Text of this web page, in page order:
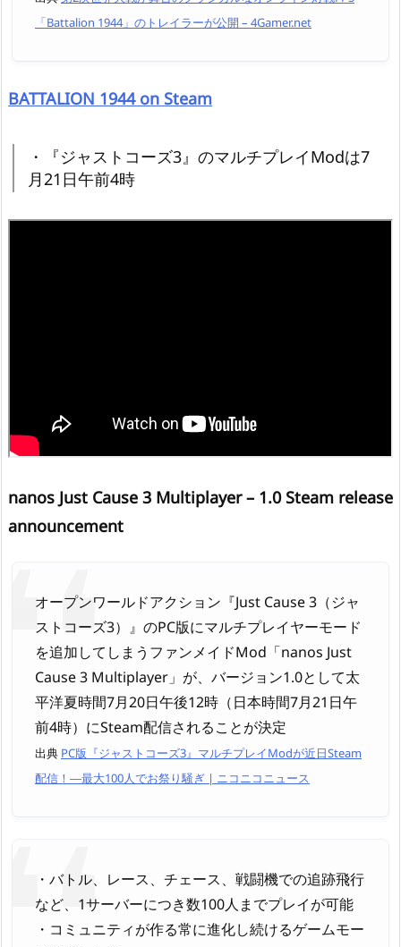
「Battalion 1944」のトレイラーが公開 – 4Gamer.net
BATTALION 1944 on Steam
・『ジャストコーズ3』のマルチプレイModは7
月21日午前4時
nanos Just Cause 3 Multiplayer – 1.0 Steam release
announcement
オープンワールドアクション『Just Cause 3（ジャ
ストコーズ3）』のPC版にマルチプレイヤーモード
を追加してしまうファンメイドMod「nanos Just
Cause 3 Multiplayer」が、バージョン1.0として太
平洋夏時間7月20日午後12時（日本時間7月21日午
前4時）にSteam配信されることが決定
出典 PC版『ジャストコーズ3』マルチプレイModが近日Steam
配信！―最大100人でお祭り騒ぎ | ニコニコニュース
・バトル、レース、チェース、戦闘機での追跡飛行
など、1サーバーにつき数100人までプレイが可能
・コミュニティが作る常に進化し続けるゲームモー